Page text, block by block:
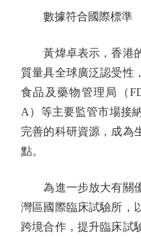
數據符合國際標準
黃煒卓表示，香港的
質量具全球廣泛認受性
食品及藥物管理局（
A）等主要監管市場接
完善的科研資源，成為
點。
為進一步放大有關優
灣區國際臨床試驗所，
跨境合作，提升臨床試